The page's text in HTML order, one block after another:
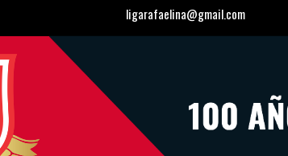
ligarafaelina@gmail.com